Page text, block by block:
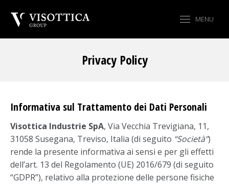
MENU
Privacy Policy
Informativa sul Trattamento dei Dati Personali
Visottica Industrie SpA, Via Vecchia Trevigiana, 11,
31058 Susegana, Treviso, Italia (di seguito “Società”)
rende la presente informativa ai sensi e per gli effetti
dell’art. 13 del Regolamento (UE) 2016/679 (di seguito
“GDPR”), relativo alla protezione delle persone fisiche